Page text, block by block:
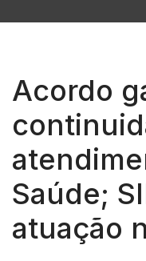
Acordo
Saúde;
atuação